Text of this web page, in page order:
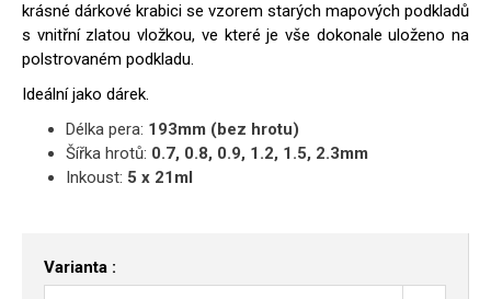
krásné dárkové krabici se vzorem starých mapových podkladů
s vnitřní zlatou vložkou, ve které je vše dokonale uloženo na
polstrovaném podkladu.
Ideální jako dárek.
Délka pera: 193mm (bez hrotu)
Šířka hrotů: 0.7, 0.8, 0.9, 1.2, 1.5, 2.3mm
Inkoust: 5 x 21ml
Varianta :